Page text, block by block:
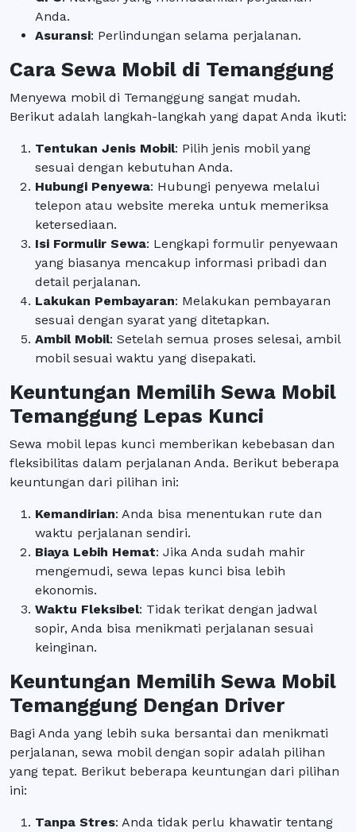
Anda.
Asuransi: Perlindungan selama perjalanan.
Cara Sewa Mobil di Temanggung
Menyewa mobil di Temanggung sangat mudah.
Berikut adalah langkah-langkah yang dapat Anda ikuti:
Tentukan Jenis Mobil: Pilih jenis mobil yang
sesuai dengan kebutuhan Anda.
Hubungi Penyewa: Hubungi penyewa melalui
telepon atau website mereka untuk memeriksa
ketersediaan.
Isi Formulir Sewa: Lengkapi formulir penyewaan
yang biasanya mencakup informasi pribadi dan
detail perjalanan.
Lakukan Pembayaran: Melakukan pembayaran
sesuai dengan syarat yang ditetapkan.
Ambil Mobil: Setelah semua proses selesai, ambil
mobil sesuai waktu yang disepakati.
Keuntungan Memilih Sewa Mobil
Temanggung Lepas Kunci
Sewa mobil lepas kunci memberikan kebebasan dan
fleksibilitas dalam perjalanan Anda. Berikut beberapa
keuntungan dari pilihan ini:
Kemandirian: Anda bisa menentukan rute dan
waktu perjalanan sendiri.
Biaya Lebih Hemat: Jika Anda sudah mahir
mengemudi, sewa lepas kunci bisa lebih
ekonomis.
Waktu Fleksibel: Tidak terikat dengan jadwal
sopir, Anda bisa menikmati perjalanan sesuai
keinginan.
Keuntungan Memilih Sewa Mobil
Temanggung Dengan Driver
Bagi Anda yang lebih suka bersantai dan menikmati
perjalanan, sewa mobil dengan sopir adalah pilihan
yang tepat. Berikut beberapa keuntungan dari pilihan
ini:
Tanpa Stres: Anda tidak perlu khawatir tentang